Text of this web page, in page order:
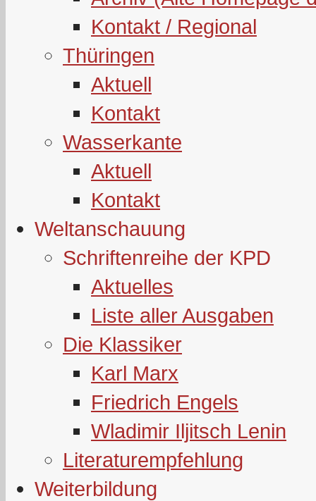
Kontakt / Regional
Thüringen
Aktuell
Kontakt
Wasserkante
Aktuell
Kontakt
Weltanschauung
Schriftenreihe der KPD
Aktuelles
Liste aller Ausgaben
Die Klassiker
Karl Marx
Friedrich Engels
Wladimir Iljitsch Lenin
Literaturempfehlung
Weiterbildung